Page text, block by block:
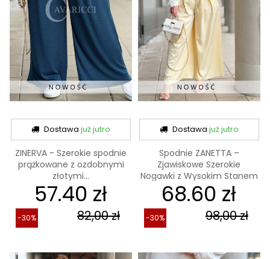
Dostawajuż jutro
ZINERVA - Szerokie spodnie
prążkowane z ozdobnymi
złotymi...
57.40 zł
82,00 zł
-30%
Dostawa już jutro
Spodnie ZANETTA –
Zjawiskowe Szerokie
Nogawki z Wysokim Stanem
w...
68.60 zł
98,00 zł
-30%